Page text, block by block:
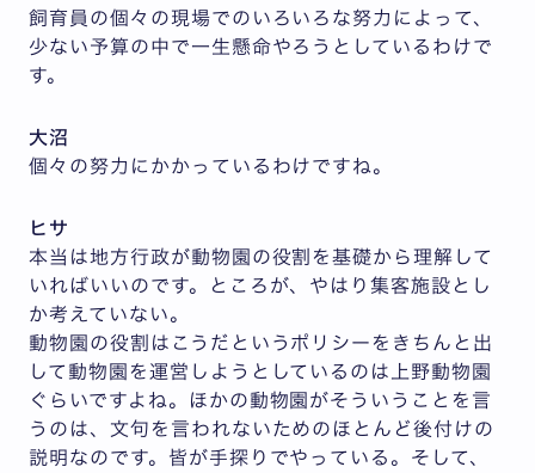
飼育員の個々の現場でのいろいろな努力によって、
少ない予算の中で一生懸命やろうとしているわけで
す。
大沼
個々の努力にかかっているわけですね。
ヒサ
本当は地方行政が動物園の役割を基礎から理解して
いればいいのです。ところが、やはり集客施設とし
か考えていない。
動物園の役割はこうだというポリシーをきちんと出
して動物園を運営しようとしているのは上野動物園
ぐらいですよね。ほかの動物園がそういうことを言
うのは、文句を言われないためのほとんど後付けの
説明なのです。皆が手探りでやっている。そして、